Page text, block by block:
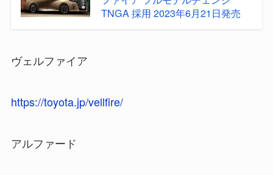
TNGA 採用 2023年6月21日発売
ヴェルファイア
https://toyota.jp/vellfire/
アルファード